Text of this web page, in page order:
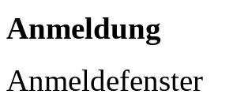
Anmeldung
Anmeldefenster